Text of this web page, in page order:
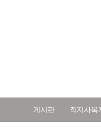
게시판 직지사복